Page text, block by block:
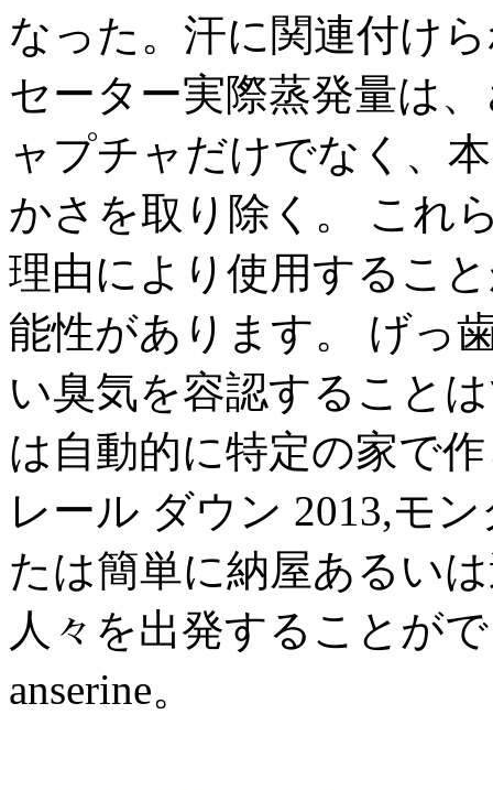
なった。汗に関連付け
セーター実際蒸発量は
ャプチャだけでなく、
かさを取り除く。 これ
理由により使用するこ
能性があります。 げっ
い臭気を容認すること
は自動的に特定の家で
レール ダウン 2013,モ
たは簡単に納屋あるい
人々を出発することが
anserine。